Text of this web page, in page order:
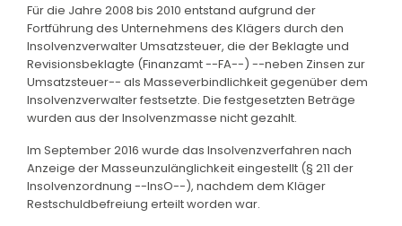
Für die Jahre 2008 bis 2010 entstand aufgrund der
Fortführung des Unternehmens des Klägers durch den
Insolvenzverwalter Umsatzsteuer, die der Beklagte und
Revisionsbeklagte (Finanzamt --FA--) --neben Zinsen zur
Umsatzsteuer-- als Masseverbindlichkeit gegenüber dem
Insolvenzverwalter festsetzte. Die festgesetzten Beträge
wurden aus der Insolvenzmasse nicht gezahlt.
Im September 2016 wurde das Insolvenzverfahren nach
Anzeige der Masseunzulänglichkeit eingestellt (§ 211 der
Insolvenzordnung --InsO--), nachdem dem Kläger
Restschuldbefreiung erteilt worden war.